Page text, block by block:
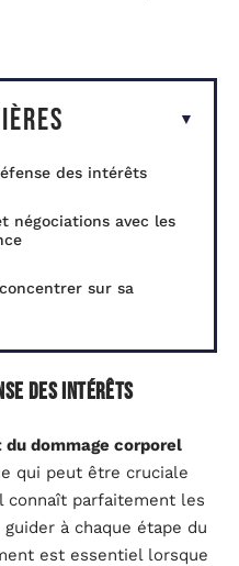
des intérêts
négociations avec les
sur sa
des intérêts
du dommage corporel
qui peut être cruciale
connaît parfaitement les
à chaque étape du
est essentiel lorsque